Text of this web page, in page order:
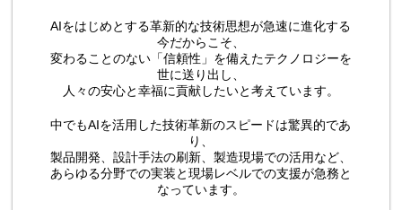
AIをはじめとする革新的な技術思想が急速に進化する
今だからこそ、
変わることのない「信頼性」を備えたテクノロジーを
世に送り出し、
人々の安心と幸福に貢献したいと考えています。
中でもAIを活用した技術革新のスピードは驚異的であ
り、
製品開発、設計手法の刷新、製造現場での活用など、
あらゆる分野での実装と現場レベルでの支援が急務と
なっています。